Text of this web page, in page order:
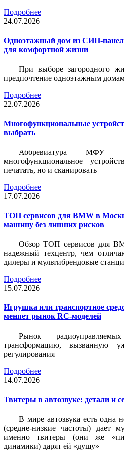
Подробнее
24.07.2026
Одноэтажный дом из СИП-
для комфортной жизни
При выборе загородного
предпочтение одноэтажным домам
Подробнее
22.07.2026
Многофункциональные
выбрать
Аббревиатура МФУ
многофункциональное
печатать, но и сканировать
Подробнее
17.07.2026
ТОП сервисов для BMW в
машину без лишних рисков
Обзор ТОП сервисов для
надежный техцентр, чем
дилеры и мультибрендовые
Подробнее
15.07.2026
Игрушка или транспортное
меняет рынок RC-моделей
Рынок
трансформацию, вызванную
регулирования
Подробнее
14.07.2026
Твитеры в автозвуке: детали и
В мире автозвука есть одна
(средне-низкие частоты) дает
именно твитеры (они же
динамики) дарят ей «душу»